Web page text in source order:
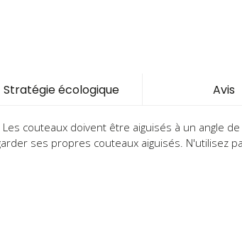
couteaux doivent être aiguisés à un angle
ses propres couteaux aiguisés. N'utilisez
Stratégie écologique Avis